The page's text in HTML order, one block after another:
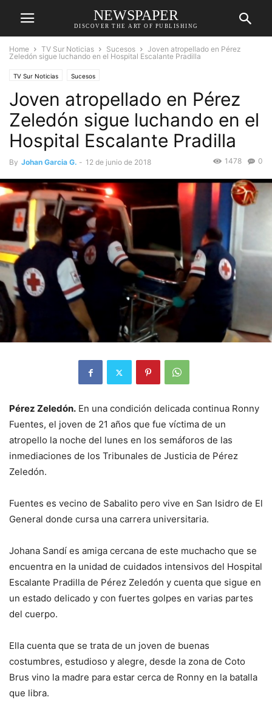
NEWSPAPER
DISCOVER THE ART OF PUBLISHING
Home TV Sur Noticias Sucesos
Joven atropellado en Pérez
Zeledón sigue luchando en el Hospital Escalante Pradilla
TV Sur Noticias Sucesos
Joven atropellado en Pérez
Zeledón sigue luchando en el
Hospital Escalante Pradilla
By Johan Garcia G. - 12 de junio de 2018 0
1478
Pérez Zeledón. En una condición delicada continua Ronny
Fuentes, el joven de 21 años que fue víctima de un
atropello la noche del lunes en los semáforos de las
inmediaciones de los Tribunales de Justicia de Pérez
Zeledón.
Fuentes es vecino de Sabalito pero vive en San Isidro de El
General donde cursa una carrera universitaria.
Johana Sandí es amiga cercana de este muchacho que se
encuentra en la unidad de cuidados intensivos del Hospital
Escalante Pradilla de Pérez Zeledón y cuenta que sigue en
un estado delicado y con fuertes golpes en varias partes
del cuerpo.
Ella cuenta que se trata de un joven de buenas
costumbres, estudioso y alegre, desde la zona de Coto
Brus vino la madre para estar cerca de Ronny en la batalla
que libra.